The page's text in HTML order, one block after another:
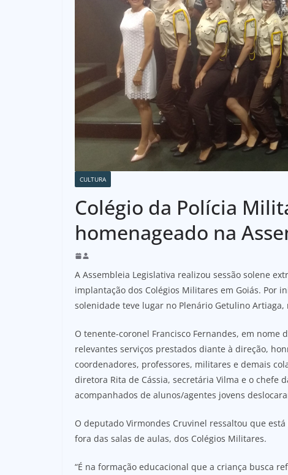
CULTURA
Colégio da Polícia
homenageado na
A Assembleia Legislativa realizou sessão solene
implantação dos Colégios Militares em Goiás. Por
solenidade teve lugar no Plenário Getulino Artiaga,
O tenente-coronel Francisco Fernandes, em nome
relevantes serviços prestados diante à direção,
coordenadores, professores, militares e demais
diretora Rita de Cássia, secretária Vilma e o chefe
acompanhados de alunos/agentes jovens
O deputado Virmondes Cruvinel ressaltou que
fora das salas de aulas, dos Colégios Militares.
“É na formação educacional que a criança busca